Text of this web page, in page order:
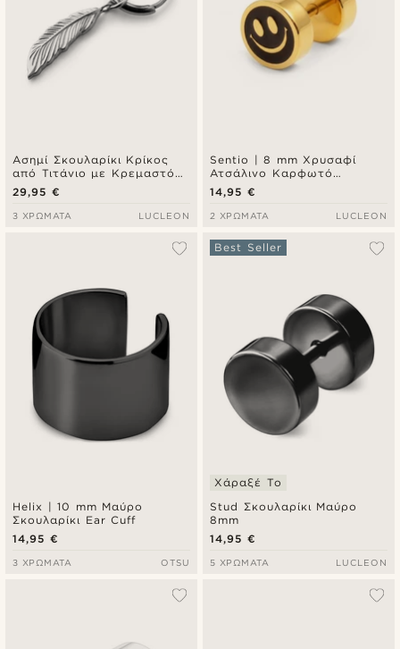
Ασημί Σκουλαρίκι Κρίκος
από Τιτάνιο με Κρεμαστό
Γούρι Feather Charm
29,95 €
3 ΧΡΏΜΑΤΑ LUCLEON
Sentio | 8 mm Χρυσαφί
Ατσάλινο Καρφωτό
Σκουλαρίκι (Stud) Smiley
14,95 €
2 ΧΡΏΜΑΤΑ LUCLEON
Helix | 10 mm Μαύρο
Σκουλαρίκι Ear Cuff
14,95 €
3 ΧΡΏΜΑΤΑ OTSU
Stud Σκουλαρίκι Μαύρο
8mm
Best Seller
Χάραξέ Το
14,95 €
5 ΧΡΏΜΑΤΑ LUCLEON